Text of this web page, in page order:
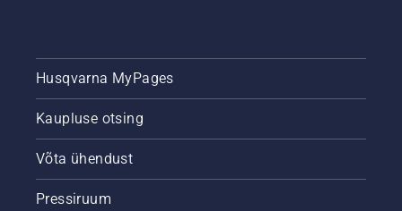
Husqvarna MyPages
Kaupluse otsing
Võta ühendust
Pressiruum